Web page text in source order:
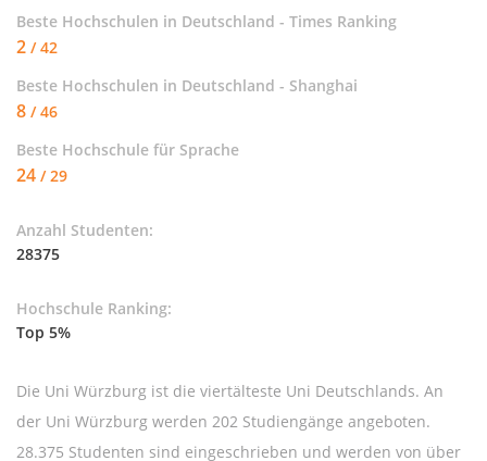
Beste Hochschulen in Deutschland - Times Ranking
2 / 42
Beste Hochschulen in Deutschland - Shanghai
8 / 46
Beste Hochschule für Sprache
24 / 29
Anzahl Studenten:
28375
Hochschule Ranking:
Top 5%
Die Uni Würzburg ist die viertälteste Uni Deutschlands. An
der Uni Würzburg werden 202 Studiengänge angeboten.
28.375 Studenten sind eingeschrieben und werden von über